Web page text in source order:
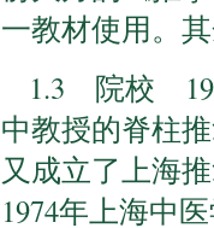
一教材使用。
1.3 院校
中教授的脊柱
又成立了上海
1974年上海中